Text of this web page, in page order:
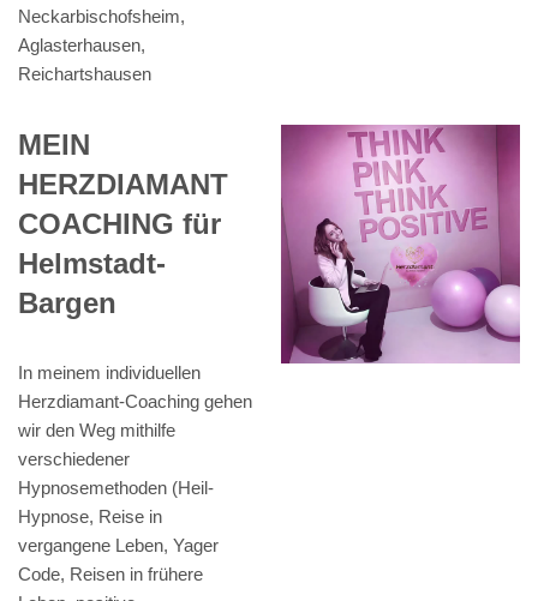
Neckarbischofsheim,
Aglasterhausen,
Reichartshausen
MEIN
HERZDIAMANT
COACHING für
Helmstadt-
Bargen
In meinem individuellen
Herzdiamant-Coaching gehen
wir den Weg mithilfe
verschiedener
Hypnosemethoden (Heil-
Hypnose, Reise in
vergangene Leben, Yager
Code, Reisen in frühere